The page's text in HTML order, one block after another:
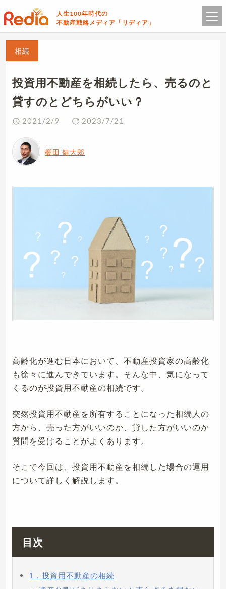
人生100年時代の
不動産戦略メディア「リディア」
相続
投資用不動産を相続したら、売るのと
貸すのとどちらがいい？
2021/2/9 2023/7/21
棚田 健大郎
高齢化が進む日本において、不動産投資家の高齢化
も徐々に進んできています。そんな中、気になって
くるのが投資用不動産の相続です。
突然投資用不動産を所有することになった相続人の
方から、売った方がいいのか、貸した方がいいのか
質問を受けることがよくあります。
そこで今回は、投資用不動産を相続した場合の運用
について詳しく解説します。
目次
1．投資用不動産の相続